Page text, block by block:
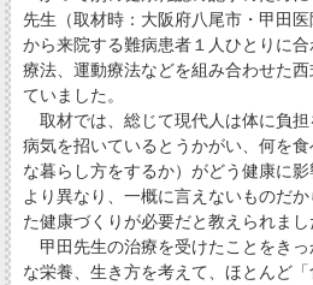
先生（取材時：大阪府八尾市・甲田
から来院する難病患者１人ひとりに
療法、運動療法などを組み合わせた
ていました。
取材では、総じて現代人は体に負
病気を招いているとうかがい、何を
な暮らし方をするか）がどう健康に
より異なり、一概に言えないものだ
た健康づくりが必要だと教えられまし
甲田先生の治療を受けたことをき
な栄養、生き方を考えて、ほとんど